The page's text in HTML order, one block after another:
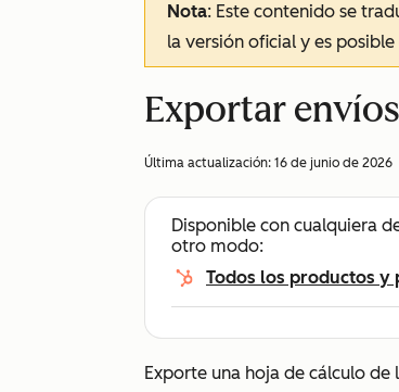
Nota: Este contenido se
la versión oficial y es
Exportar
Última actualización: 16 de junio de 2026
Disponible con cualquiera
otro modo:
Todos los productos y
Exporte una hoja de cálculo